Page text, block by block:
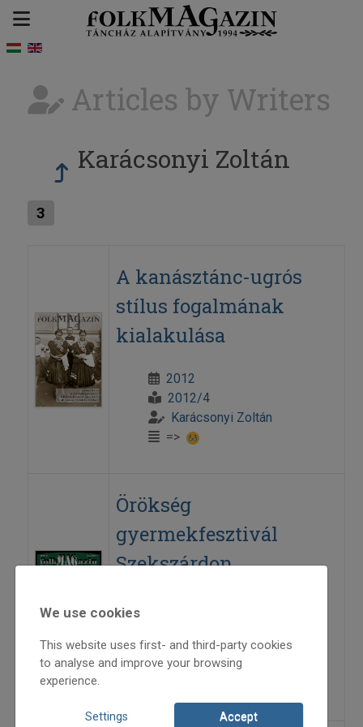
Articles by Writers
Karácsonyi Zoltán
3
A kanásztánc-ugrós
stílus fogalmának
kialakulása
2012
2012/4
Karácsonyi Zoltán
=>
Örökség
gyermekfesztivál
Szekszárdon
beszámoló
Karácsonyi Zoltán
We use cookies
This website uses first- and third-party cookies
to analyse and improve your browsing
experience.
Settings Accept